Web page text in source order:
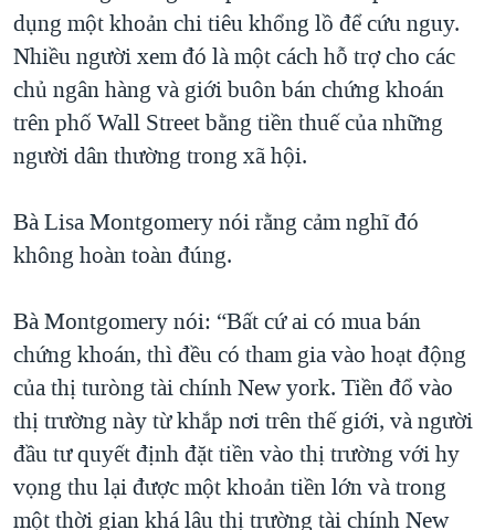
dụng một khoản chi tiêu khổng lồ để cứu nguy.
Nhiều người xem đó là một cách hỗ trợ cho các
chủ ngân hàng và giới buôn bán chứng khoán
trên phố Wall Street bằng tiền thuế của những
người dân thường trong xã hội.
Bà Lisa Montgomery nói rằng cảm nghĩ đó
không hoàn toàn đúng.
Bà Montgomery nói: “Bất cứ ai có mua bán
chứng khoán, thì đều có tham gia vào hoạt động
của thị turòng tài chính New york. Tiền đổ vào
thị trường này từ khắp nơi trên thế giới, và người
đầu tư quyết định đặt tiền vào thị trường với hy
vọng thu lại được một khoản tiền lớn và trong
một thời gian khá lâu thị trường tài chính New